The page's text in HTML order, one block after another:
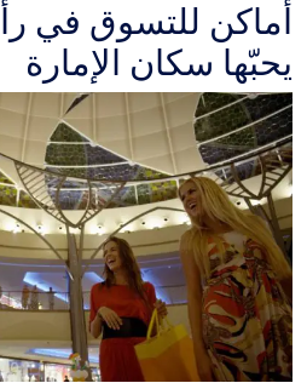
أماكن للتسوق في
يحبّها سكان الإمارة